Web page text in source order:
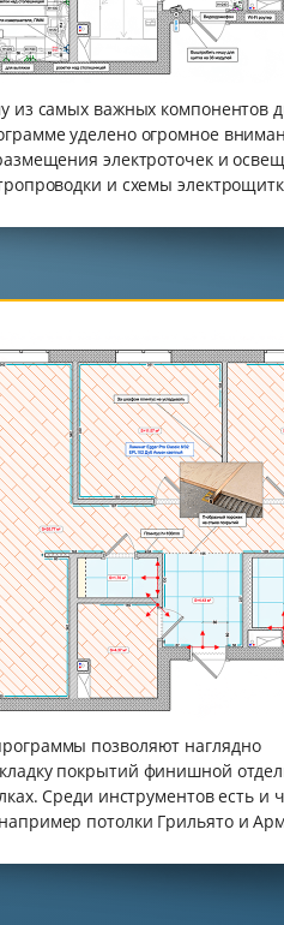
из самых важных компонентов
уделено огромное
электроточек и
и схемы
позволяют наглядно
покрытий финишной
Среди инструментов есть и
потолки Грильято и